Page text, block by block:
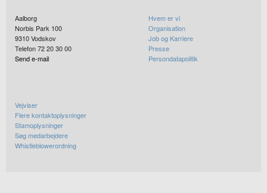
Aalborg
Norbis Park 100
9310Vodskov
Telefon 72 20 30 00
Send e-mail
Hvem er vi
Organisation
Job og Karriere
Presse
Persondatapolitik
Vejviser
Flere kontaktoplysninger
Stamoplysninger
Søg medarbejdere
Whistleblowerordning